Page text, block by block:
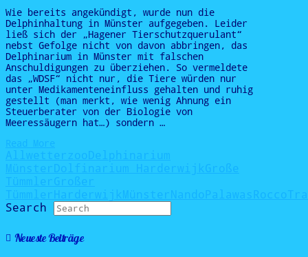
Wie bereits angekündigt, wurde nun die
Delphinhaltung in Münster aufgegeben. Leider
ließ sich der „Hagener Tierschutzquerulant“
nebst Gefolge nicht von davon abbringen, das
Delphinarium in Münster mit falschen
Anschuldigungen zu überziehen. So vermeldete
das „WDSF“ nicht nur, die Tiere würden nur
unter Medikamenteneinfluss gehalten und ruhig
gestellt (man merkt, wie wenig Ahnung ein
Steuerberater von der Biologie von
Meeressäugern hat…) sondern …
Search
Neueste Beiträge